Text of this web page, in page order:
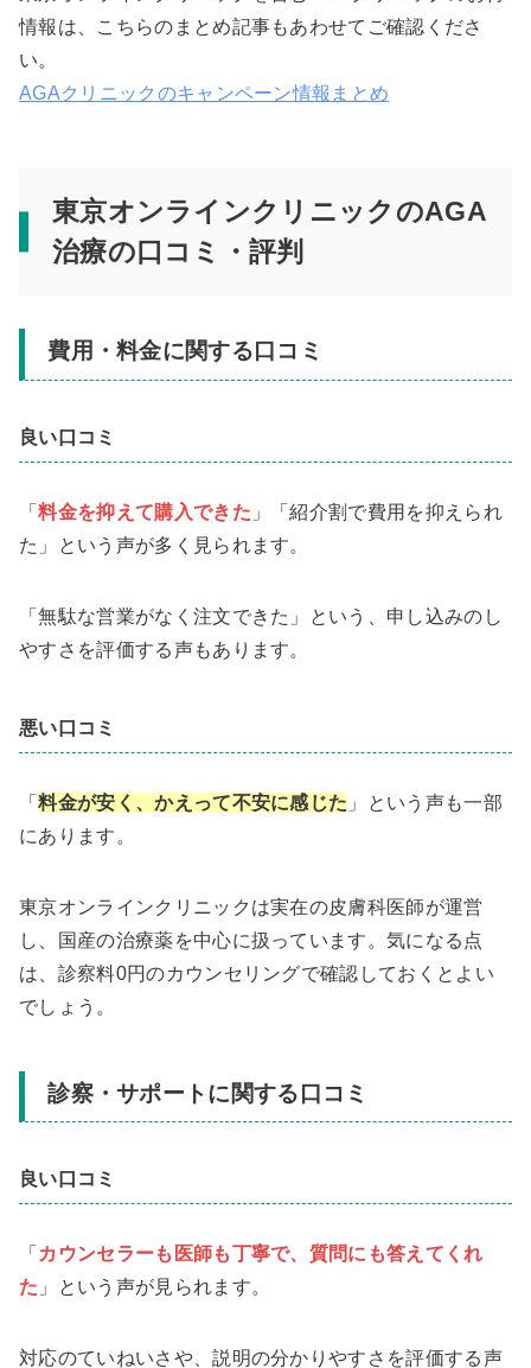
情報は、こちらのまとめ記事もあわせてご確認くださ
い。
AGAクリニックのキャンペーン情報まとめ
東京オンラインクリニックのAGA
治療の口コミ・評判
費用・料金に関する口コミ
良い口コミ
「料金を抑えて購入できた 」「紹介割で費用を抑えられ
た」という声が多く見られます。
「無駄な営業がなく注文できた」という、申し込みのし
やすさを評価する声もあります。
悪い口コミ
「料金が安く、かえって不安に感じた 」という声も一部
にあります。
東京オンラインクリニックは実在の皮膚科医師が運営
し、国産の治療薬を中心に扱っています。気になる点
は、診察料0円のカウンセリングで確認しておくとよい
でしょう。
診察・サポートに関する口コミ
良い口コミ
「 カウンセラーも医師も丁寧で、質問にも答えてくれ
た 」という声が見られます。
対応のていねいさや、説明の分かりやすさを評価する声